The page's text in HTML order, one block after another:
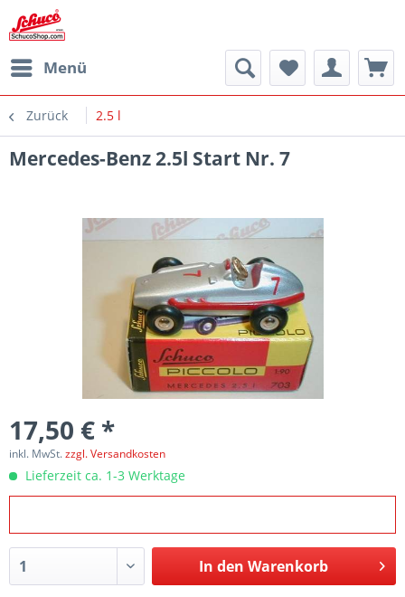
Menü
Zurück 2.5 l
Mercedes-Benz 2.5l Start Nr. 7
17,50 € *
inkl. MwSt.zzgl. Versandkosten
Lieferzeit ca. 1-3 Werktage
In den Warenkorb